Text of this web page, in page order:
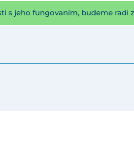
s jeho fungovaním, budeme radi